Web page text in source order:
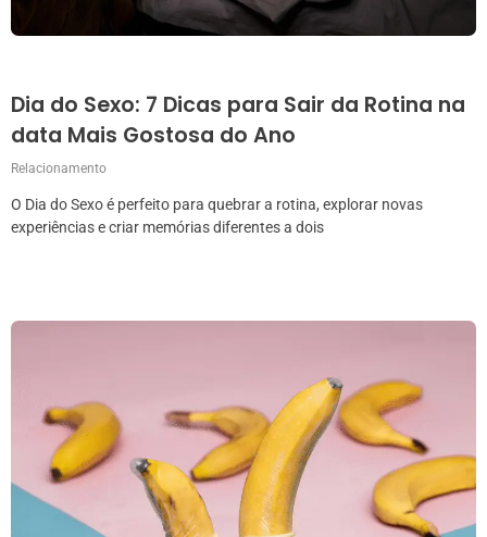
Dia do Sexo: 7 Dicas para Sair da Rotina na
data Mais Gostosa do Ano
Relacionamento
O Dia do Sexo é perfeito para quebrar a rotina, explorar novas
experiências e criar memórias diferentes a dois